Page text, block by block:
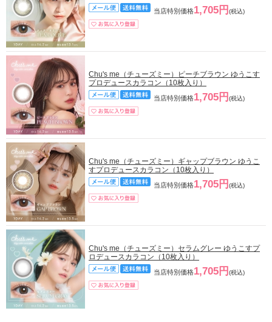
当店特別価格1,705円 (税込)
Chu's me（チューズミー）ピーチブラウン ゆうこす
プロデュースカラコン（10枚入り）
当店特別価格1,705円 (税込)
Chu's me（チューズミー）ギャップブラウン ゆうこ
すプロデュースカラコン（10枚入り）
当店特別価格1,705円 (税込)
Chu's me（チューズミー）セラムグレー ゆうこすプ
ロデュースカラコン（10枚入り）
当店特別価格1,705円 (税込)